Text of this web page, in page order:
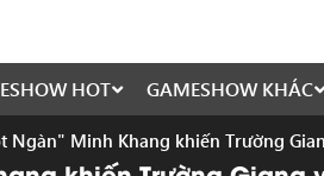
HOT GAMESHOW KHÁC
Ngàn" Minh Khang khiến Trường